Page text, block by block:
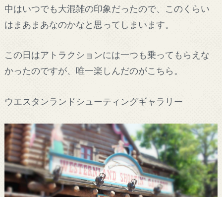
中はいつでも大混雑の印象だったので、このくらい
はまあまあなのかなと思ってしまいます。
この日はアトラクションには一つも乗ってもらえな
かったのですが、唯一楽しんだのがこちら。
ウエスタンランドシューティングギャラリー